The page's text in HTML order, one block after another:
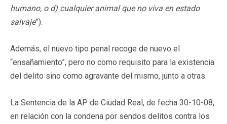
humano, o d) cualquier animal que no viva en estado
salvaje”).
Además, el nuevo tipo penal recoge de nuevo el
“ensañamiento”, pero no como requisito para la existencia
del delito sino como agravante del mismo, junto a otras.
La Sentencia de la AP de Ciudad Real, de fecha 30-10-08,
en relación con la condena por sendos delitos contra los